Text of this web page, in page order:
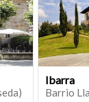
Ibarra
Barrio